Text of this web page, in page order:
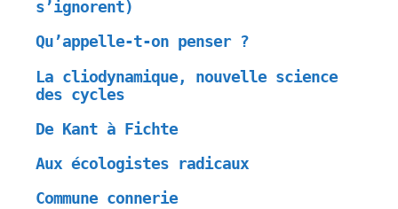
s’ignorent)
Qu’appelle-t-on penser ?
La cliodynamique, nouvelle science
des cycles
De Kant à Fichte
Aux écologistes radicaux
Commune connerie